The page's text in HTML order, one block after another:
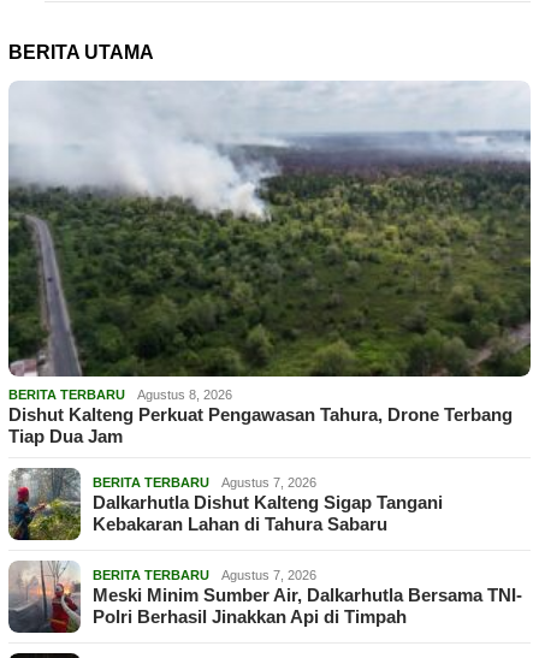
BERITA UTAMA
BERITA TERBARU Agustus 8, 2026
Dishut Kalteng Perkuat Pengawasan Tahura, Drone Terbang
Tiap Dua Jam
BERITA TERBARU Agustus 7, 2026
Dalkarhutla Dishut Kalteng Sigap Tangani
Kebakaran Lahan di Tahura Sabaru
BERITA TERBARU Agustus 7, 2026
Meski Minim Sumber Air, Dalkarhutla Bersama TNI-
Polri Berhasil Jinakkan Api di Timpah